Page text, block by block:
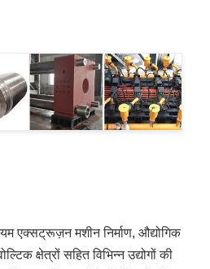
एक्सट्रूज़न मशीन निर्माण, औद्योगिक
क्षेत्रों सहित विभिन्न उद्योगों की